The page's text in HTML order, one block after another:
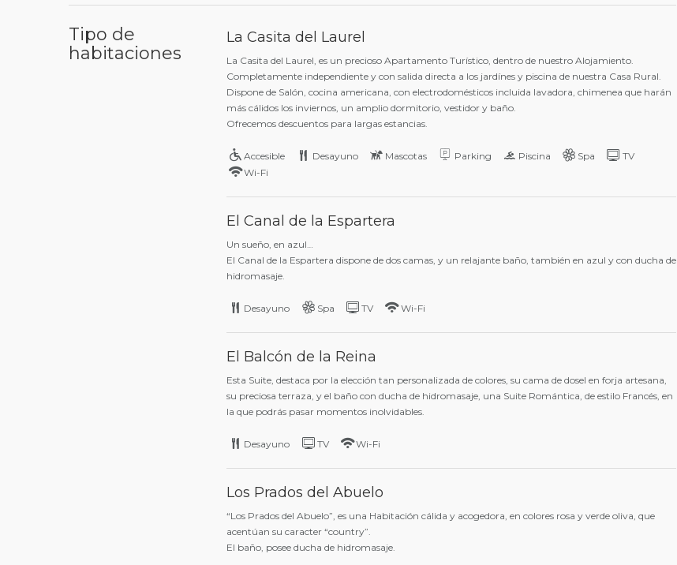
Tipo de
habitaciones
La Casita del Laurel
La Casita del Laurel, es un precioso Apartamento Turístico, dentro de nuestro Alojamiento.
Completamente independiente y con salida directa a los jardínes y piscina de nuestra Casa Rural.
Dispone de Salón, cocina americana, con electrodomésticos incluida lavadora, chimenea que harán
más cálidos los inviernos, un amplio dormitorio, vestidor y baño.
Ofrecemos descuentos para largas estancias.
Accesible Desayuno Mascotas Parking Piscina Spa
TV
Wi-Fi
El Canal de la Espartera
Un sueño, en azul…
El Canal de la Espartera dispone de dos camas, y un relajante baño, también en azul y con ducha de
hidromasaje.
Desayuno Spa TV Wi-Fi
El Balcón de la Reina
Esta Suite, destaca por la elección tan personalizada de colores, su cama de dosel en forja artesana,
su preciosa terraza, y el baño con ducha de hidromasaje, una Suite Romántica, de estilo Francés, en
la que podrás pasar momentos inolvidables.
Desayuno TV Wi-Fi
Los Prados del Abuelo
“Los Prados del Abuelo”, es una Habitación cálida y acogedora, en colores rosa y verde oliva, que
acentúan su caracter “country”.
El baño, posee ducha de hidromasaje.